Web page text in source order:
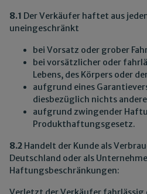
8.1 Der Verkäufer haftet aus
uneingeschränkt
bei Vorsatz oder grober
bei vorsätzlicher oder
Lebens, des Körpers oder
aufgrund eines
diesbezüglich nichts
aufgrund zwingender
Produkthaftungsgesetz.
8.2 Handelt der Kunde als
Deutschland oder als
Haftungsbeschränkungen: